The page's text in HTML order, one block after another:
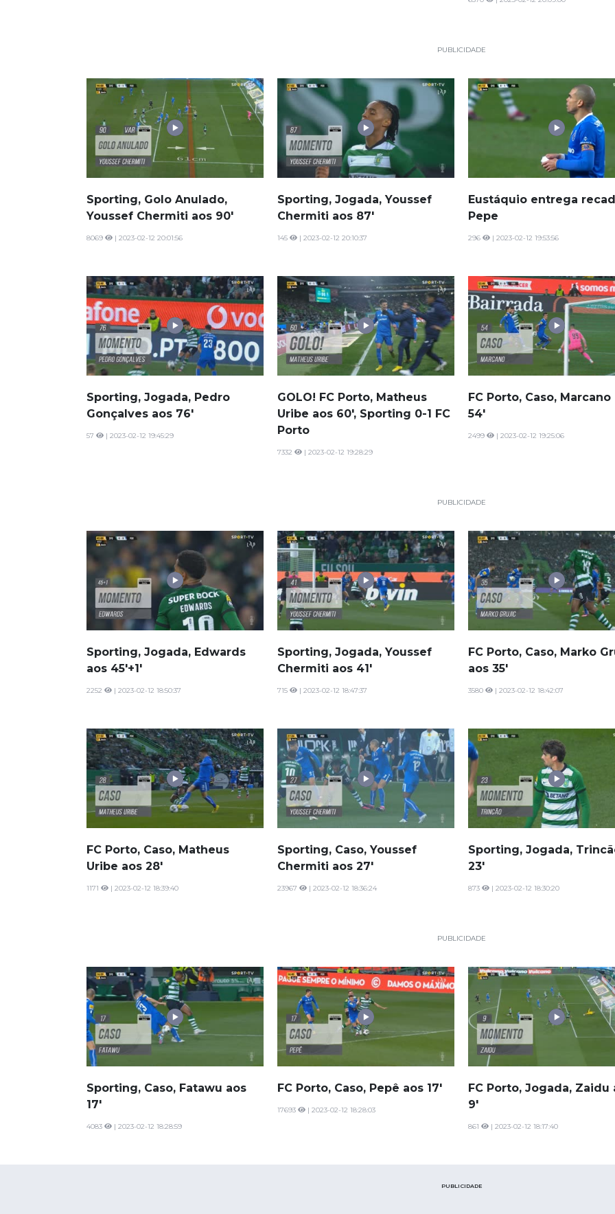
PUBLICIDADE
Sporting, Golo Anulado,
Youssef Chermiti aos 90'
8069 | 2023-02-12 20:01:56
Sporting, Jogada, Youssef
Chermiti aos 87'
145 | 2023-02-12 20:10:37
Eustáquio entrega
Pepe
296 | 2023-02-12 19:53:56
Sporting, Jogada, Pedro
Gonçalves aos 76'
57 | 2023-02-12 19:45:29
GOLO! FC Porto, Matheus
Uribe aos 60', Sporting 0-1 FC
Porto
7332 | 2023-02-12 19:28:29
FC Porto, Caso, Marcano
54'
2499 | 2023-02-12 19:25:06
PUBLICIDADE
Sporting, Jogada, Edwards
aos 45'+1'
2252 | 2023-02-12 18:50:37
Sporting, Jogada, Youssef
Chermiti aos 41'
715 | 2023-02-12 18:47:37
FC Porto, Caso, Marko
aos 35'
3580 | 2023-02-12 18:42:07
FC Porto, Caso, Matheus
Uribe aos 28'
1171 | 2023-02-12 18:39:40
Sporting, Caso, Youssef
Chermiti aos 27'
23967 | 2023-02-12 18:36:24
Sporting, Jogada,
23'
873 | 2023-02-12 18:30:20
PUBLICIDADE
Sporting, Caso, Fatawu aos
17'
4083 | 2023-02-12 18:28:59
FC Porto, Caso, Pepê aos 17'
17693 | 2023-02-12 18:28:03
FC Porto, Jogada, Zaidu
9'
861 | 2023-02-12 18:17:40
PUBLICIDADE